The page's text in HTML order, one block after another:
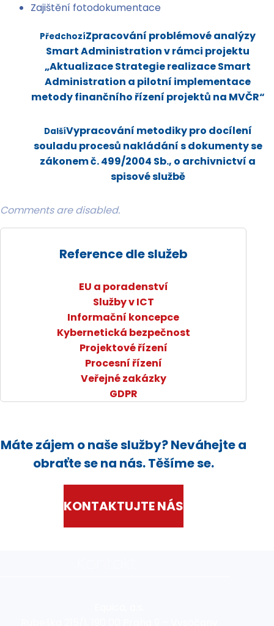
Zajištění fotodokumentace
PředchozíZpracování problémové analýzy
Smart Administration v rámci projektu
„Aktualizace Strategie realizace Smart
Administration a pilotní implementace
metody finančního řízení projektů na MVČR“
DalšíVypracování metodiky pro docílení
souladu procesů nakládání s dokumenty se
zákonem č. 499/2004 Sb., o archivnictví a
spisové službě
Comments are disabled.
Reference dle služeb
EU a poradenství
Služby v ICT
Informační koncepce
Kybernetická bezpečnost
Projektové řízení
Procesní řízení
Veřejné zakázky
GDPR
Máte zájem o naše služby? Neváhejte a
obraťte se na nás. Těšíme se.
KONTAKTUJTE NÁS